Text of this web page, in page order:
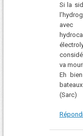
Si la
avec
va
Eh
(Sarc)